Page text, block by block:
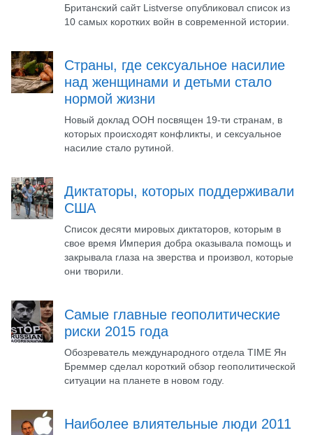
Британский сайт Listverse опубликовал список из
10 самых коротких войн в современной истории.
Страны, где сексуальное насилие
над женщинами и детьми стало
нормой жизни
Новый доклад ООН посвящен 19-ти странам, в
которых происходят конфликты, и сексуальное
насилие стало рутиной.
Диктаторы, которых поддерживали
США
Список десяти мировых диктаторов, которым в
свое время Империя добра оказывала помощь и
закрывала глаза на зверства и произвол, которые
они творили.
Самые главные геополитические
риски 2015 года
Обозреватель международного отдела TIME Ян
Бреммер сделал короткий обзор геополитической
ситуации на планете в новом году.
Наиболее влиятельные люди 2011